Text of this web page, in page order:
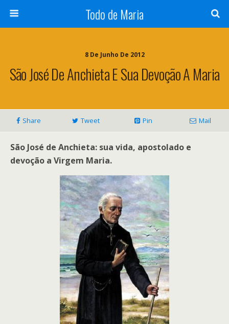
Todo de Maria
8 De Junho De 2012
São José De Anchieta E Sua Devoção A Maria
Share Tweet Pin Mail
São José de Anchieta: sua vida, apostolado e
devoção a Virgem Maria.